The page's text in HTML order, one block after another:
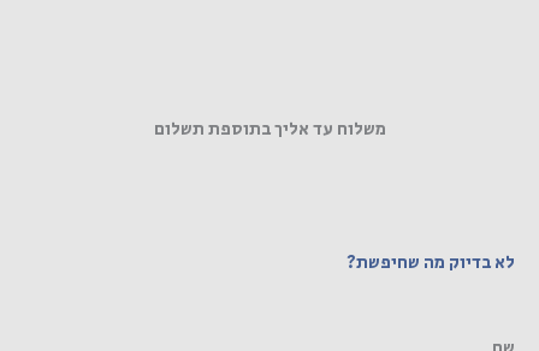
משלוח עד אליך בתוספת תשלום
לא בדיוק מה שחיפשת?